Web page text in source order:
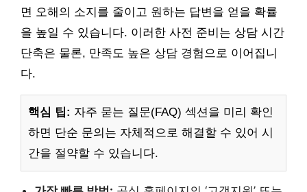
면 오해의 소지를 줄이고 원하는 답변을 얻을 확률
을 높일 수 있습니다. 이러한 사전 준비는 상담 시간
단축은 물론, 만족도 높은 상담 경험으로 이어집니
다.
핵심 팁: 자주 묻는 질문(FAQ) 섹션을 미리 확인
하면 단순 문의는 자체적으로 해결할 수 있어 시
간을 절약할 수 있습니다.